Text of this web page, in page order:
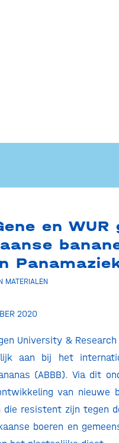
en
MATERIALEN
2020
University &
aan bij het
(ABBB). Via dit
van nieuwe
die resistent zijn tegen
boeren en